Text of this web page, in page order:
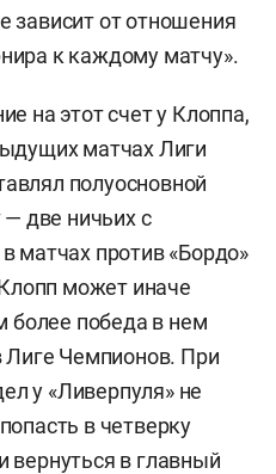
зависит от отношения
к каждому матчу».
на этот счет у Клоппа,
матчах Лиги
полуосновной
— две ничьих с
матчах против «Бордо»
может иначе
более победа в нем
Лиге Чемпионов. При
у «Ливерпуля» не
в четверку
вернуться в главный